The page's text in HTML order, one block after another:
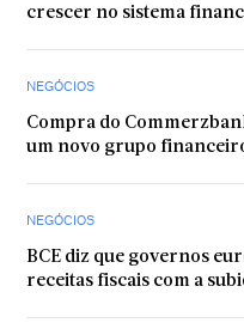
crescer no sistema
NEGÓCIOS
Compra do
um novo grupo
NEGÓCIOS
BCE diz que governos
receitas fiscais com a